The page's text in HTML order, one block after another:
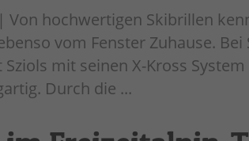
| Von hochwertigen Skibrillen
vom Fenster Zuhause.
mit seinen X-Kross
Durch die ...